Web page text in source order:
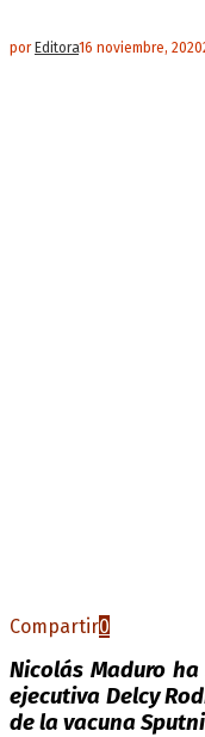
porEditora16 noviembre, 2020
Compartir0
Nicolás Maduro
ejecutiva Delcy
de la vacuna